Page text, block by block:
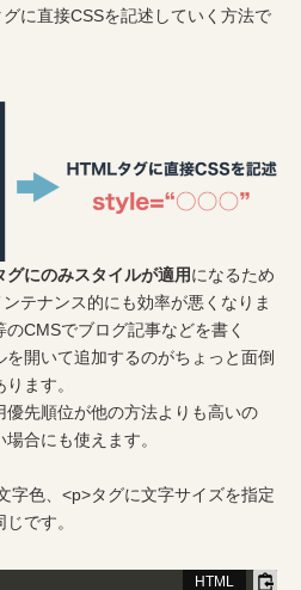
に直接CSSを記述していく方法で
グにのみスタイルが適用になるため
テナンス的にも効率が悪くなりま
CMSでブログ記事などを書く
開いて追加するのがちょっと面倒
ます。
優先順位が他の方法よりも高いの
合にも使えます。
字色、<p>タグに文字サイズを指定
です。